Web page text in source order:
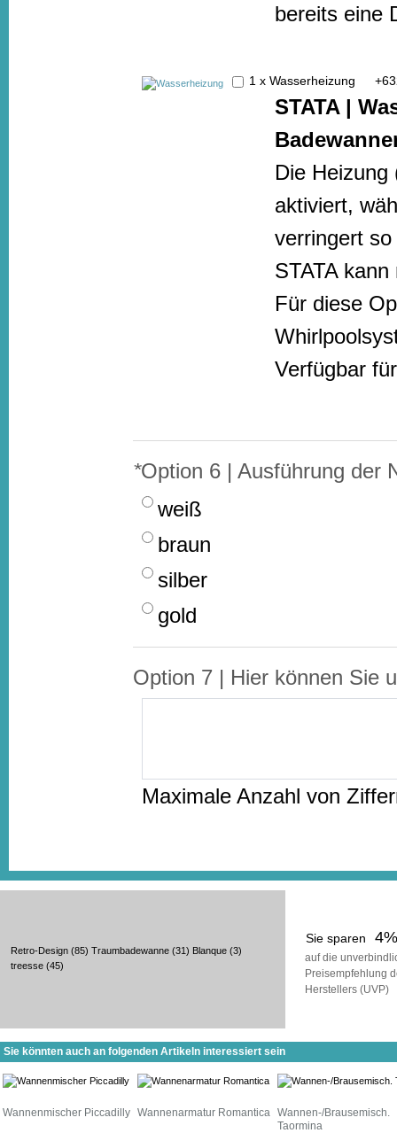
bereits eine
1 x Wasserheizung +
STATA |
Die
aktiviert,
verringert
STATA
Für diese
Verfügbar
*Option 6 | Ausführung der
weiß
braun
silber
gold
Option 7 | Hier können Sie
Maximale Anzahl von
Sie sparen 4%
auf die
Preisempfehlung
Herstellers (UVP)
Retro-Design (85) Traumbadewanne (31) Blanque (3)
treesse (45)
Sie könnten auch an folgenden Artikeln interessiert sein
Wannenmischer Piccadilly Wannenarmatur Romantica Wannen-/Brausemisch.
Taormina